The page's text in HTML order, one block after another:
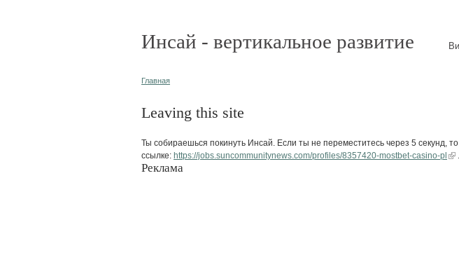
Инсай - вертикальное развитие
Главная
Leaving this site
Ты собираешься покинуть Инсай. Если ты не переместитесь через 5 секунд,
ссылке: https://jobs.suncommunitynews.com/profiles/8357420-mostbet-casino-pl
Реклама